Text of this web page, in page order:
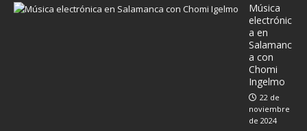
Música
electrónic
a en
Salamanc
a con
Chomi
Ingelmo
22 de
noviembre
de 2024